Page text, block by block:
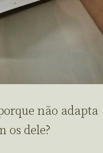
não adapta
os dele?